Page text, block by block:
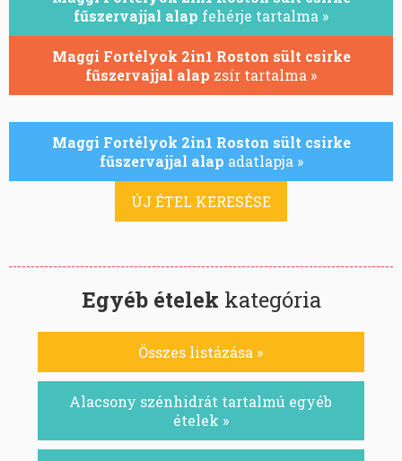
fűszervajjal alap fehérje tartalma »
Maggi Fortélyok 2in1 Roston sült csirke
fűszervajjal alap zsír tartalma »
Maggi Fortélyok 2in1 Roston sült csirke
fűszervajjal alap adatlapja »
ÚJ ÉTEL KERESÉSE
Egyéb ételek kategória
Összes listázása »
Alacsony szénhidrát tartalmú egyéb
ételek »